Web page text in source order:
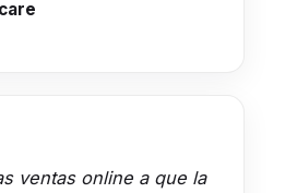
ventas online a que la